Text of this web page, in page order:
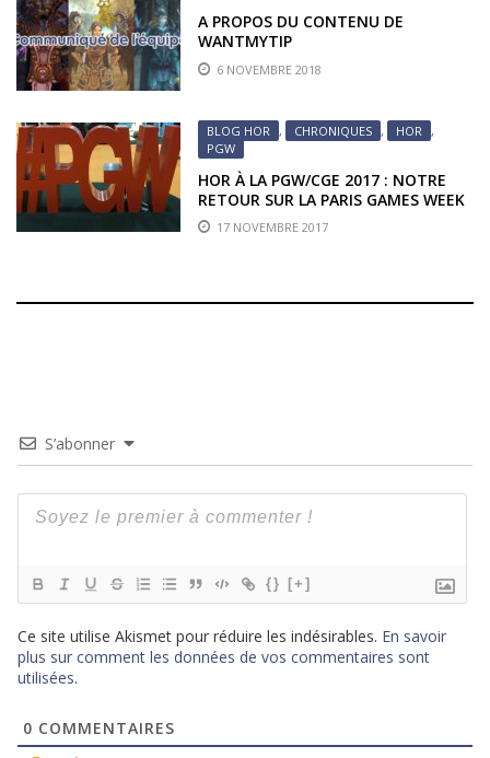
A PROPOS DU CONTENU DE
WANTMYTIP
6 NOVEMBRE 2018
BLOG HOR , CHRONIQUES , HOR
,
PGW
HOR À LA PGW/CGE 2017 : NOTRE
RETOUR SUR LA PARIS GAMES WEEK
2017 !17 NOVEMBRE 2017
S’abonner
{} [+]
Ce site utilise Akismet pour réduire les indésirables. En savoir
plus sur comment les données de vos commentaires sont
utilisées.
0 COMMENTAIRES